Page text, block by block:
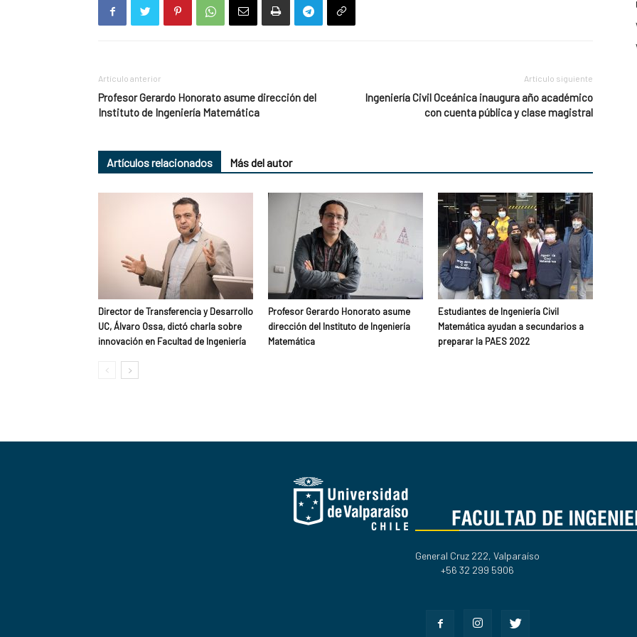
Artículo anterior
Profesor Gerardo Honorato asume dirección del
Instituto de Ingeniería Matemática
Artículo siguiente
Ingeniería Civil Oceánica inaugura año académico
con cuenta pública y clase magistral
Artículos relacionados Más del autor
Director de Transferencia y Desarrollo
UC, Álvaro Ossa, dictó charla sobre
innovación en Facultad de Ingeniería
Profesor Gerardo Honorato asume
dirección del Instituto de Ingeniería
Matemática
Estudiantes de Ingeniería Civil
Matemática ayudan a secundarios a
preparar la PAES 2022
General Cruz 222, Valparaíso
+56 32 299 5906